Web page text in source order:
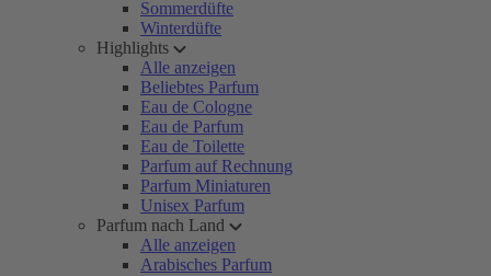
Sommerdüfte
Winterdüfte
Highlights
Alle anzeigen
Beliebtes Parfum
Eau de Cologne
Eau de Parfum
Eau de Toilette
Parfum auf Rechnung
Parfum Miniaturen
Unisex Parfum
Parfum nach Land
Alle anzeigen
Arabisches Parfum